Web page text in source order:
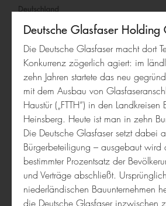
Deutschland
Land
der
Ideen
Deutsche
Glasfaser
Holding
GmbH
Die Preisträger
Kategorie Startups
Schüttflix
Deutsche Glasfaser Holding
Die Deutsche Glasfaser macht dort
Konkurrenz zögerlich agiert: im
zehn Jahren startete das neu
mit dem Ausbau von
Haustür („FTTH“) in den Landkreisen
Heinsberg. Heute ist man in zehn
Die Deutsche Glasfaser setzt dabei
Bürgerbeteiligung – ausgebaut
bestimmter Prozentsatz der
und Verträge abschließt.
niederländischen Bauunternehmen
die Deutsche Glasfaser inzwischen